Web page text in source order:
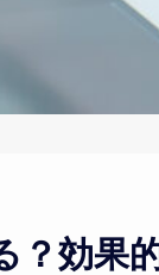
？効果